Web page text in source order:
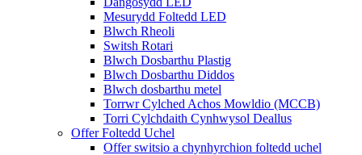
Mesurydd Foltedd LED
Blwch Rheoli
Switsh Rotari
Blwch Dosbarthu Plastig
Blwch Dosbarthu Diddos
Blwch dosbarthu metel
Torrwr Cylched Achos Mowldio (MCCB)
Torri Cylchdaith Cynhwysol Deallus
Offer Foltedd Uchel
Offer switsio a chynhyrchion foltedd uchel